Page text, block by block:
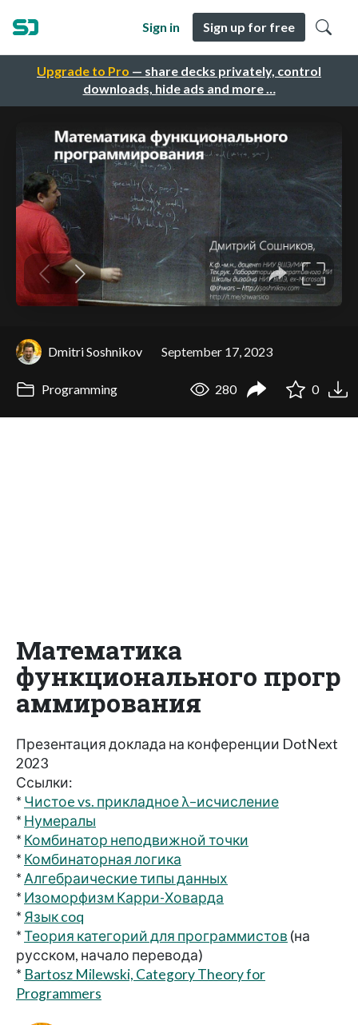
Upgrade to Pro — share decks privately, control
downloads, hide ads and more …
Sign in Sign up for free
Dmitri Soshnikov September 17, 2023
Programming 280 0
Математика
функционального прогр
аммирования
Презентация доклада на конференции DotNext
2023
Ссылки:
* Чистоe vs. прикладное λ–исчисление
* Нумералы
* Комбинатор неподвижной точки
* Комбинаторная логика
* Алгебраические типы данных
* Изоморфизм Карри-Ховарда
* Язык coq
*Теория категорий для программистов (на
русском, начало перевода)
* Bartosz Milewski, Category Theory for
Programmers